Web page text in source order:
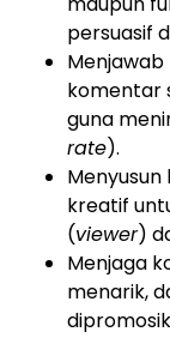
persuasif
komentar
guna
rate).
kreatif
(viewer)
Menjaga
menarik,